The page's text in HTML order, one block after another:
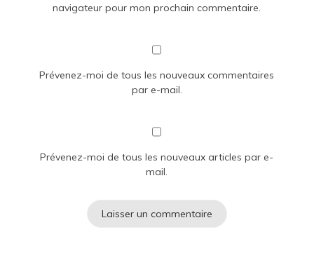
navigateur pour mon prochain commentaire.
Prévenez-moi de tous les nouveaux commentaires
par e-mail.
Prévenez-moi de tous les nouveaux articles par e-
mail.